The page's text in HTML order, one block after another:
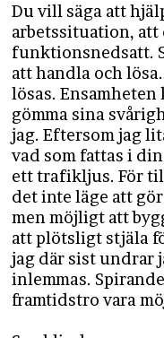
Du vill säga att
arbetssituation, att
funktionsnedsatt.
att handla och
lösas.
gömma sina
jag. Eftersom jag
vad som fattas i
ett trafikljus. För
det inte läge att
men möjligt att
att plötsligt stjäla
jag där sist undrar
inlemmas.
framtidstro vara